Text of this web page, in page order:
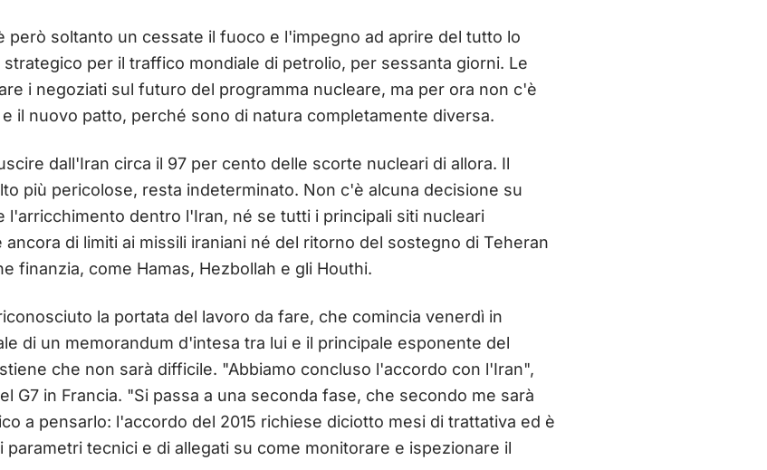
però soltanto un cessate il fuoco e l'impegno ad aprire del tutto lo
per il traffico mondiale di petrolio, per sessanta giorni. Le
i negoziati sul futuro del programma nucleare, ma per ora non c'è
il nuovo patto, perché sono di natura completamente diversa.
dall'Iran circa il 97 per cento delle scorte nucleari di allora. Il
più pericolose, resta indeterminato. Non c'è alcuna decisione su
l'arricchimento dentro l'Iran, né se tutti i principali siti nucleari
di limiti ai missili iraniani né del ritorno del sostegno di Teheran
finanzia, come Hamas, Hezbollah e gli Houthi.
la portata del lavoro da fare, che comincia venerdì in
di un memorandum d'intesa tra lui e il principale esponente del
che non sarà difficile. "Abbiamo concluso l'accordo con l'Iran",
G7 in Francia. "Si passa a una seconda fase, che secondo me sarà
a pensarlo: l'accordo del 2015 richiese diciotto mesi di trattativa ed è
parametri tecnici e di allegati su come monitorare e ispezionare il